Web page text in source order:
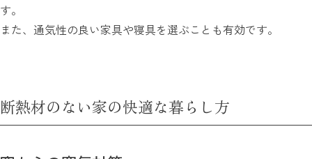
す。
また、通気性の良い家具や寝具を選ぶことも有効です。
断熱材のない家の快適な暮らし方